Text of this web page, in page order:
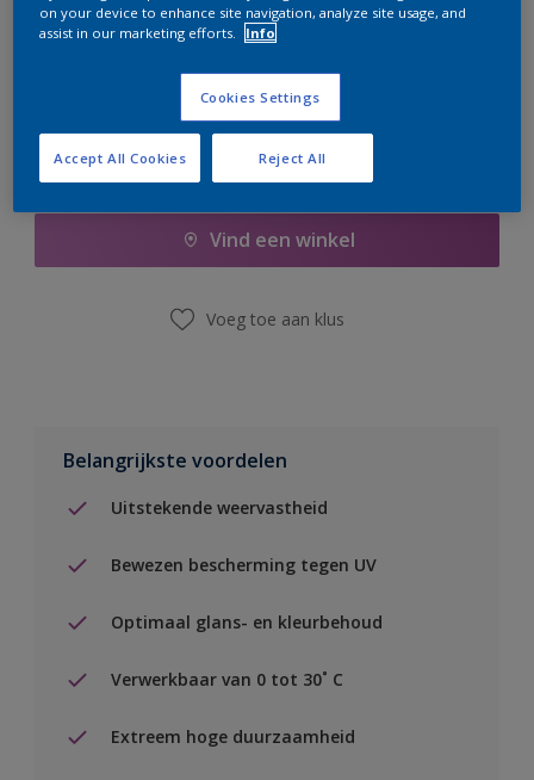
er hard aan om de voorraad aan te vullen.
Boodschappenlijst
Vind een winkel
Voeg toe aan klus
Belangrijkste voordelen
Uitstekende weervastheid
Bewezen bescherming tegen UV
Optimaal glans- en kleurbehoud
Verwerkbaar van 0 tot 30˚ C
Extreem hoge duurzaamheid
on your device to enhance site navigation, analyze site usage, and
assist in our marketing efforts.
Info
Cookies Settings
Reject All
Accept All Cookies